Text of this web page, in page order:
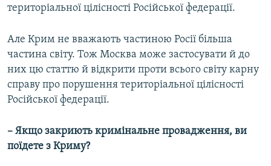
територіальної цілісності Російської федерації.
Але Крим не вважають частиною Росії більша
частина світу. Тож Москва може застосувати й до
них цю статтю й відкрити проти всього світу карну
справу про порушення територіальної цілісності
Російської федерації.
– Якщо закриють кримінальне провадження, ви
поїдете з Криму?